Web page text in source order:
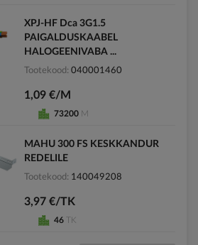
XPJ-HF Dca 3G1.5
PAIGALDUSKAABEL
HALOGEENIVABA ...
Tootekood 040001460
1,09 €/M
73200 M
MAHU 300 FS KESKKANDUR
REDELILE
Tootekood 140049208
3,97 €/TK
46 TK